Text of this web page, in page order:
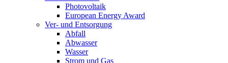
Photovoltaik
European Energy Award
Ver- und Entsorgung
Abfall
Abwasser
Wasser
Strom und Gas